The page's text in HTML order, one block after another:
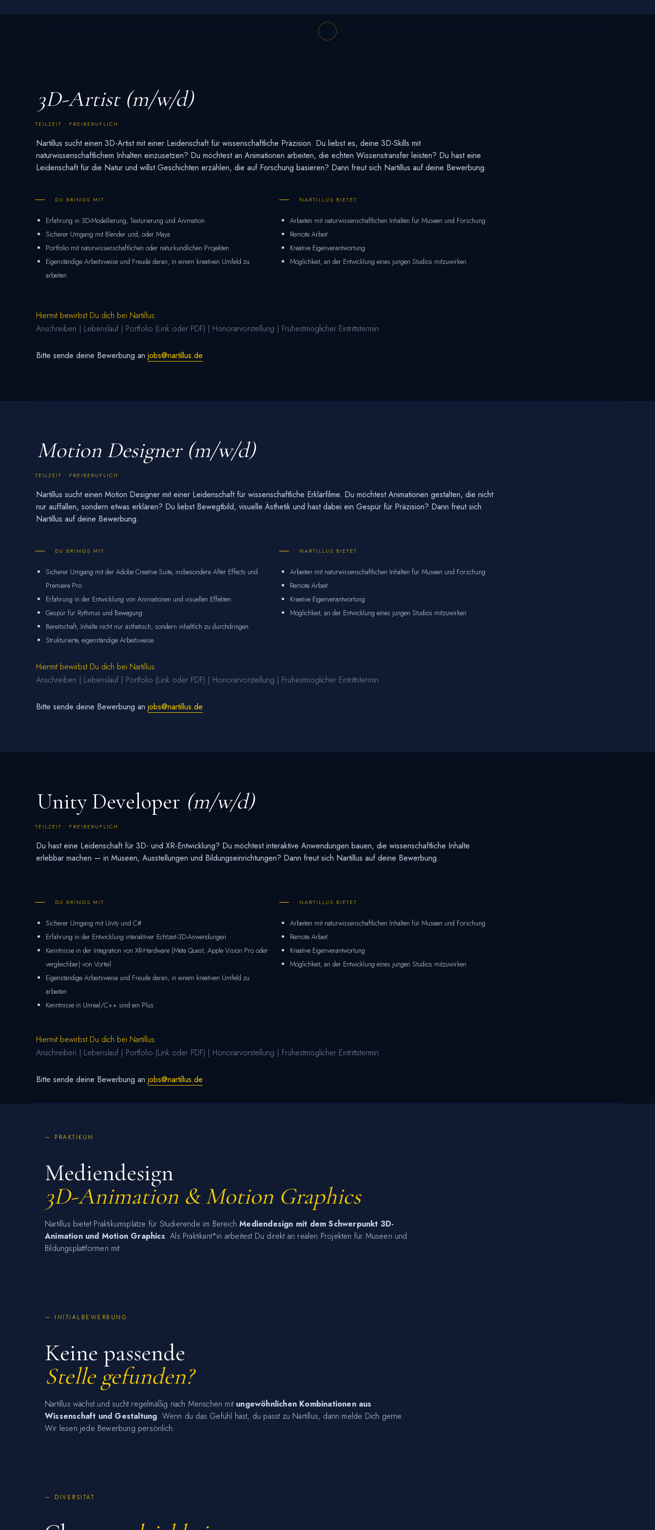
Hiermit bewirbst Du dich bei Nartillus:
Anschreiben | Lebenslauf | Portfolio (Link oder PDF) | Honorarvorstellung | Frühestmöglicher Eintrittstermin
Bitte sende deine Bewerbung an jobs@nartillus.de
Nartillus sucht einen 3D-Artist mit einer Leidenschaft für wissenschaftliche Präzision. Du liebst es, deine 3D-Skills mit
naturwissenschaftlichem Inhalten einzusetzen? Du möchtest an Animationen arbeiten, die echten Wissenstransfer leisten? Du hast eine
Leidenschaft für die Natur und willst Geschichten erzählen, die auf Forschung basieren? Dann freut sich Nartillus auf deine Bewerbung.
3D-Artist (m/w/d)
Arbeiten mit naturwissenschaftlichen Inhalten für Museen und Forschung
Remote Arbeit
Kreative Eigenverantwortung
Möglichkeit, an der Entwicklung eines jungen Studios mitzuwirken
NARTILLUS BIETET
Erfahrung in 3D-Modellierung, Texturierung und Animation
Sicherer Umgang mit Blender und, oder Maya
Portfolio mit naturwissenschaftlichen oder naturkundlichen Projekten
Eigenständige Arbeitsweise und Freude daran, in einem kreativen Umfeld zu
arbeiten
DU BRINGS MIT
TEILZEIT • FREIBERUFLICH
Hiermit bewirbst Du dich bei Nartillus:
Anschreiben | Lebenslauf | Portfolio (Link oder PDF) | Honorarvorstellung | Frühestmöglicher Eintrittstermin
Bitte sende deine Bewerbung an jobs@nartillus.de
Nartillus sucht einen Motion Designer mit einer Leidenschaft für wissenschaftliche Erklärfilme. Du möchtest Animationen gestalten, die nicht
nur auffallen, sondern etwas erklären? Du liebst Bewegtbild, visuelle Ästhetik und hast dabei ein Gespür für Präzision? Dann freut sich
Nartillus auf deine Bewerbung.
Motion Designer (m/w/d)
Arbeiten mit naturwissenschaftlichen Inhalten für Museen und Forschung
Remote Arbeit
Kreative Eigenverantwortung
Möglichkeit, an der Entwicklung eines jungen Studios mitzuwirken
NARTILLUS BIETET
Sicherer Umgang mit der Adobe Creative Suite, insbesondere After Effects und
Premiere Pro
Erfahrung in der Entwicklung von Animationen und visuellen Effekten
Gespür für Rythmus und Bewegung
Bereitschaft, Inhalte nicht nur ästhetisch, sondern inhaltlich zu durchdringen
Strukturierte, eigenständige Arbeitsweise
DU BRINGS MIT
TEILZEIT • FREIBERUFLICH
Hiermit bewirbst Du dich bei Nartillus:
Anschreiben | Lebenslauf | Portfolio (Link oder PDF) | Honorarvorstellung | Frühestmöglicher Eintrittstermin
Bitte sende deine Bewerbung an jobs@nartillus.de
Du hast eine Leidenschaft für 3D- und XR-Entwicklung? Du möchtest interaktive Anwendungen bauen, die wissenschaftliche Inhalte
erlebbar machen — in Museen, Ausstellungen und Bildungseinrichtungen? Dann freut sich Nartillus auf deine Bewerbung.
Unity Developer (m/w/d)
Arbeiten mit naturwissenschaftlichen Inhalten für Museen und Forschung
Remote Arbeit
Kreative Eigenverantwortung
Möglichkeit, an der Entwicklung eines jungen Studios mitzuwirken
NARTILLUS BIETET
Sicherer Umgang mit Unity und C#
Erfahrung in der Entwicklung interaktiver Echtzeit-3D-Anwendungen
Kenntnisse in der Integration von XR-Hardware (Meta Quest, Apple Vision Pro oder
vergleichbar) von Vorteil
Eigenständige Arbeitsweise und Freude daran, in einem kreativen Umfeld zu
arbeiten
Kenntnisse in Unreal/C++ sind ein Plus.
DU BRINGS MIT
TEILZEIT • FREIBERUFLICH
— PRAKTIKUM
Mediendesign
3D-Animation & Motion Graphics
Nartillus bietet Praktikumsplätze für Studierende im BereichMediendesign mit dem Schwerpunkt 3D-
Animation und Motion Graphics. Als Praktikant*in arbeitest Du direkt an realen Projekten für Museen und
Bildungsplattformen mit.
— INITIALBEWERBUNG
Keine passende
Stelle gefunden?
Nartillus wächst und sucht regelmäßig nach Menschen mit ungewöhnlichen Kombinationen aus
Wissenschaft und Gestaltung. Wenn du das Gefühl hast, du passt zu Nartillus, dann melde Dich gerne.
Wir lesen jede Bewerbung persönlich.
— DIVERSITÄT